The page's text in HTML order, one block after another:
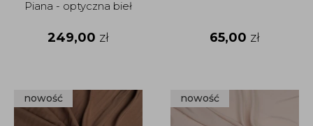
Piana - optyczna bieł
249,00 zł 65,00 zł
nowość nowość